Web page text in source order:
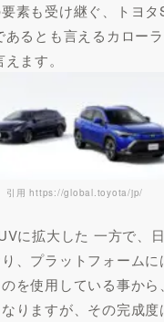
素も受け継ぐ、トヨ
るとも言えるカロー
ます。
引用 https://global.toyota/jp/
に拡大した 一方で、
、プラットフォーム
を使用している事から
りますが、その完成